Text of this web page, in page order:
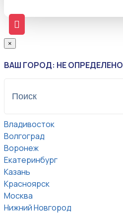
×
ВАШ ГОРОД: НЕ ОПРЕДЕЛЕНО
Владивосток
Волгоград
Воронеж
Екатеринбург
Казань
Красноярск
Москва
Нижний Новгород